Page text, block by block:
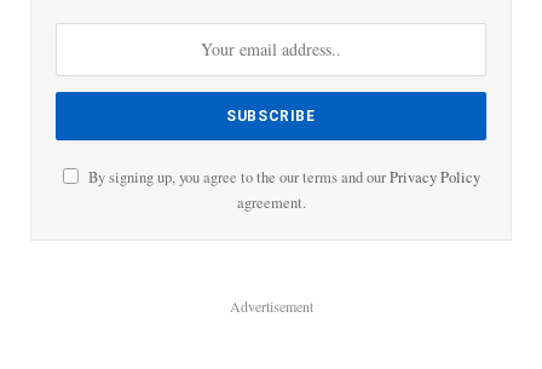
By signing up, you agree to the our terms and ourPrivacy Policy
agreement.
Advertisement